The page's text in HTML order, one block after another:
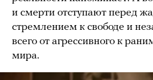
и смерти отступают перед
стремлением к свободе и
всего от агрессивного к
мира.